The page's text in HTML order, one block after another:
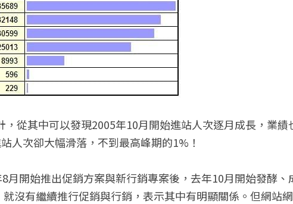
人次卻大幅滑落，不到最高峰期的1%！
沒有繼續推行促銷與行銷，表示其中有明顯關係。但網站網